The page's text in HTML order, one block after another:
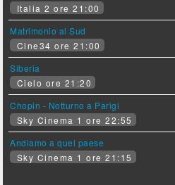
Italia 2 ore 21:00
Matrimonio al Sud
Cine34 ore 21:00
Siberia
Cielo ore 21:20
Chopin - Notturno a Parigi
Sky Cinema 1 ore 22:55
Andiamo a quel paese
Sky Cinema 1 ore 21:15